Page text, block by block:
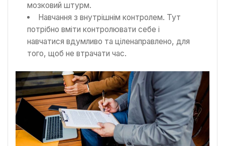
мозковий штурм.
Навчання з внутрішнім контролем. Тут
потрібно вміти контролювати себе і
навчатися вдумливо та ціленаправлено, для
того, щоб не втрачати час.